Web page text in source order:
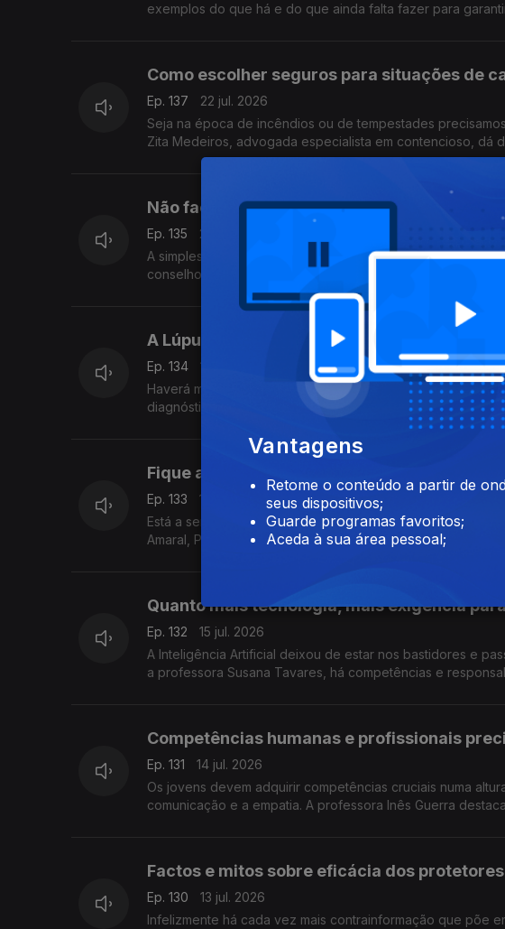
exemplos do que há e do que ainda falta fazer para
Como escolher seguros para situações de
Ep. 137
22 jul. 2026
Seja na época de incêndios ou de tempestades
Zita Medeiros, advogada especialista em contencioso, dá
Não facilite nas férias e faça a Consulta do
Ep. 135
20 jul. 2026
A simples picada de mosquito ou beber água
conselhos de Gabriela Saldanha, Presidente Sociedade
A Lúpus tem de deixar de ser uma "doença
Ep. 134
17 jul. 2026
Haverá mais de 10 mil pessoas com lúpus em Portugal. É preciso falar mais desta doença autoimune crónica para os
diagnósticos serem atempados. Rita Mendes, presidente
Fique a par das mudanças na gestão e
Ep. 133
16 jul. 2026
Está a ser preparado um novo regime jurídico para os
Amaral, Presidente da Associação de Gestão e
Quanto mais tecnologia, mais exigência
Ep. 132
15 jul. 2026
A Inteligência Artificial deixou de estar nos bastidores e
a professora Susana Tavares, há competências e
Competências humanas e profissionais
Ep. 131
14 jul. 2026
Os jovens devem adquirir competências cruciais numa
comunicação e a empatia. A professora Inês Guerra
Factos e mitos sobre eficácia dos
Ep. 130
13 jul. 2026
Infelizmente há cada vez mais contrainformação que põe
Vantagens
Retome o conteúdo a partir de
seus dispositivos;
Guarde programas favoritos;
Aceda à sua área pessoal;